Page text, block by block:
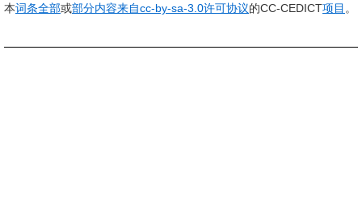
本词条全部或部分内容来自cc-by-sa-3.0许可协议的CC-CEDICT项目 。